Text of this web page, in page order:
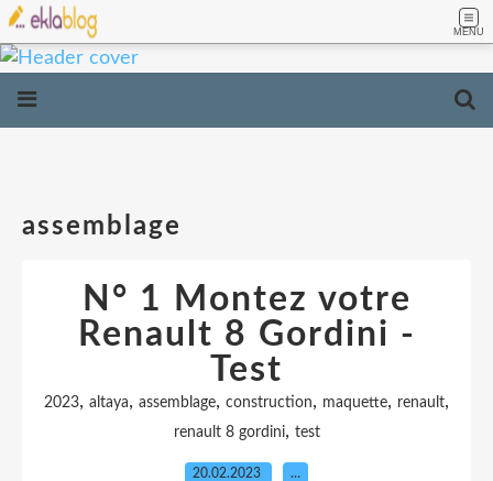
MENU
assemblage
N° 1 Montez votre
Renault 8 Gordini -
Test
2023, altaya, assemblage, construction, maquette, renault,
renault 8 gordini, test
20.02.2023 …